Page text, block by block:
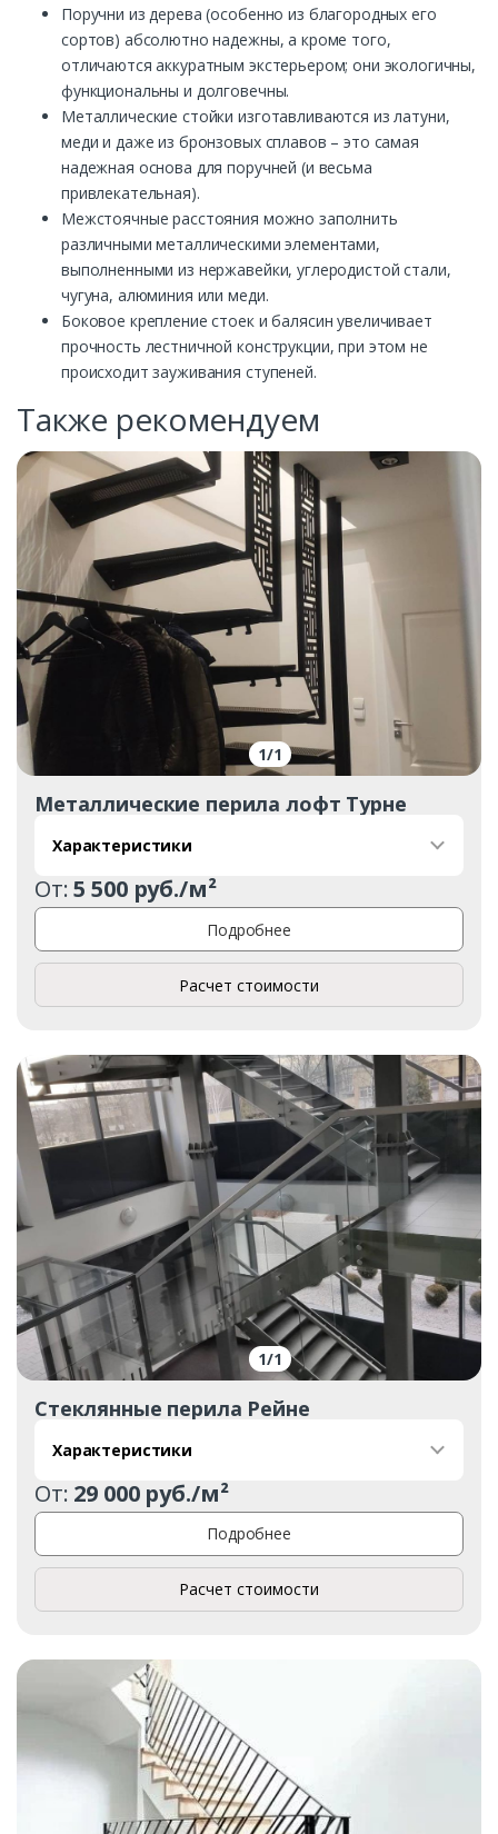
Поручни из дерева (особенно из благородных его
сортов) абсолютно надежны, а кроме того,
отличаются аккуратным экстерьером; они экологичны,
функциональны и долговечны.
Металлические стойки изготавливаются из латуни,
меди и даже из бронзовых сплавов – это самая
надежная основа для поручней (и весьма
привлекательная).
Межстоячные расстояния можно заполнить
различными металлическими элементами,
выполненными из нержавейки, углеродистой стали,
чугуна, алюминия или меди.
Боковое крепление стоек и балясин увеличивает
прочность лестничной конструкции, при этом не
происходит зауживания ступеней.
Также рекомендуем
1/1
Металлические перила лофт Турне
Характеристики
От:5 500 руб./м²
Подробнее
Расчет стоимости
1/1
Стеклянные перила Рейне
Характеристики
От: 29 000 руб./м²
Подробнее
Расчет стоимости